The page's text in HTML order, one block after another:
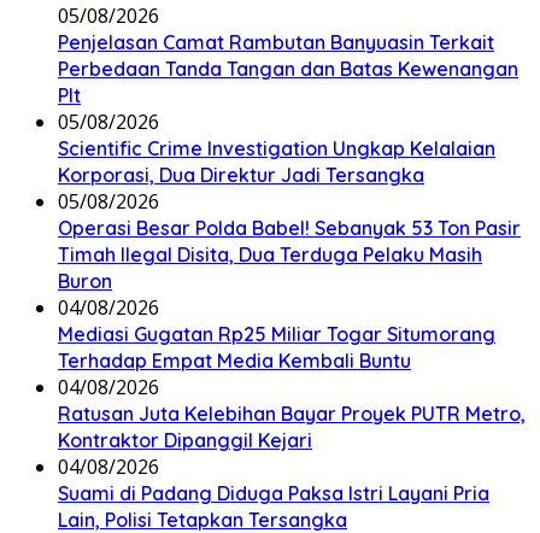
05/08/2026
Penjelasan Camat Rambutan Banyuasin Terkait
Perbedaan Tanda Tangan dan Batas Kewenangan
Plt
05/08/2026
Scientific Crime Investigation Ungkap Kelalaian
Korporasi, Dua Direktur Jadi Tersangka
05/08/2026
Operasi Besar Polda Babel! Sebanyak 53 Ton Pasir
Timah Ilegal Disita, Dua Terduga Pelaku Masih
Buron
04/08/2026
Mediasi Gugatan Rp25 Miliar Togar Situmorang
Terhadap Empat Media Kembali Buntu
04/08/2026
Ratusan Juta Kelebihan Bayar Proyek PUTR Metro,
Kontraktor Dipanggil Kejari
04/08/2026
Suami di Padang Diduga Paksa Istri Layani Pria
Lain, Polisi Tetapkan Tersangka